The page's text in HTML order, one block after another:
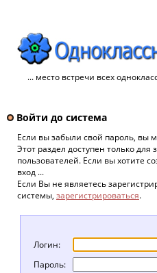
... место встречи всех
Войти до система
Если вы забыли свой пароль, вы
Этот раздел доступен только для
пользователей. Если вы хотите
вход ...
Если Вы не являетесь
системы, зарегистрироваться.
Логин:
Пароль: